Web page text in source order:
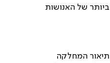
ביותר של האנושות
תיאור המחלקה